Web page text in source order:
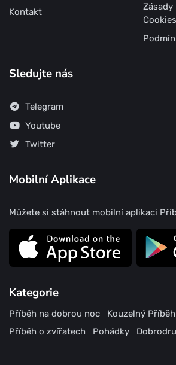
Kontakt
Zásady
Cookies
Sledujte nás
Telegram
Youtube
Twitter
Mobilní Aplikace
Můžete si stáhnout mobilní aplikaci
Kategorie
Příběh na dobrou noc
Kouzelný Příběh
Příběh o zvířatech
Pohádky